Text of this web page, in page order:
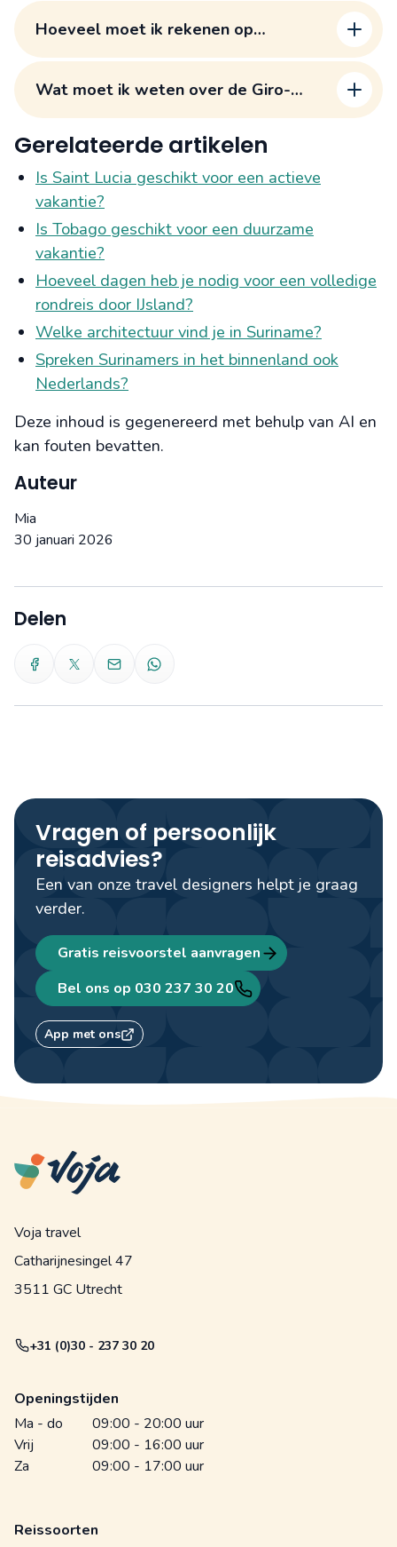
bereiken?
Hoeveel moet ik rekenen op
Wat moet ik weten over de Giro-
Gerelateerde artikelen
Is Saint Lucia geschikt voor een actieve
vakantie?
Is Tobago geschikt voor een duurzame
vakantie?
Hoeveel dagen heb je nodig voor een volledige
rondreis door IJsland?
Welke architectuur vind je in Suriname?
Spreken Surinamers in het binnenland ook
Nederlands?
Deze inhoud is gegenereerd met behulp van AI en
kan fouten bevatten.
Auteur
Mia
30 januari 2026
Delen
Vragen of persoonlijk
reisadvies?
Een van onze travel designers helpt je graag
verder.
Gratis reisvoorstel aanvragen
Bel ons op 030 237 30 20
App met ons
Voja travel
Catharijnesingel 47
3511 GC Utrecht
+31 (0)30 - 237 30 20
Openingstijden
Ma - do
09:00 - 20:00 uur
Vrij
09:00 - 16:00 uur
Za
09:00 - 17:00 uur
Reissoorten